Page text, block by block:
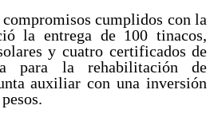
cumplidos con la
la entrega de 100 tinacos,
y cuatro certificados de
para la rehabilitación de
auxiliar con una inversión